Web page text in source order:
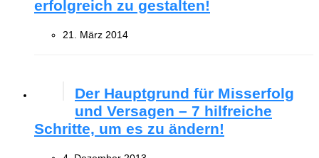
erfolgreich zu gestalten!
21. März 2014
Der Hauptgrund für Misserfolg
und Versagen – 7 hilfreiche
Schritte, um es zu ändern!